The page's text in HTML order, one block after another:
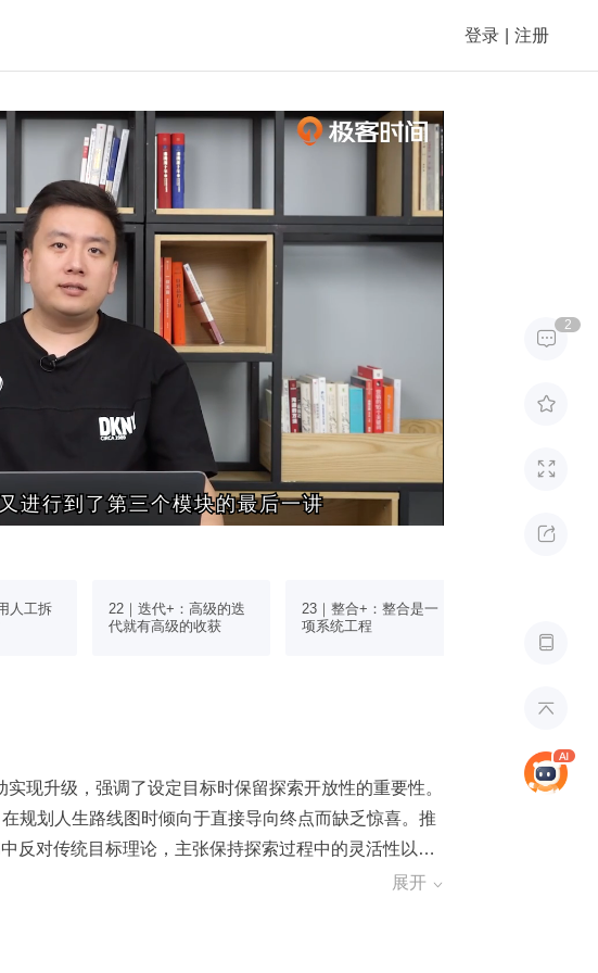
登录 注册

2





进行到了第三个模块的最后一讲
进行到了第三个模块的最后一讲
人工拆
22｜迭代+：高级的迭
代就有高级的收获
23｜整合+：整合是一
项系统工程
现升级，强调了设定目标时保留探索开放性的重要性。
规划人生路线图时倾向于直接导向终点而缺乏惊喜。推
反对传统目标理论，主张保持探索过程中的灵活性以避
了灵活探索方法对科学发展的推动作用。在使用 AI 生成
展开 